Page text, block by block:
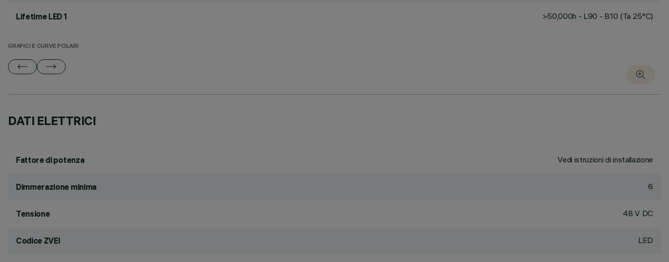
Lifetime LED 1 >50,000h - L90 - B10 (Ta 25°C)
GRAFICI E CURVE POLARI
DATI ELETTRICI
Fattore di potenza Vedi istruzioni di installazione
Dimmerazione minima 6
Tensione 48 V DC
Codice ZVEI LED